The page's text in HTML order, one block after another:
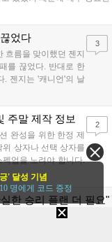
였다. 한화생명e스포츠 윤
었다
흐름을 맞이했던 젠지
를 끊었다. 반대로 한
. 젠지는 '캐니언'의 날
멸까지 빼내고 킬을
3
주말 제작 정보
완성을 위한 한정 제
상자나 선택 상자를
업을 노려야 합니다.
이 예정되어 있으니,
본인에게 유리한 방
하시길 바랍니다....
2
한 승리 플랜 더 필요"
에서 농심 레드포스를 2:1로
' 달성 기념
명에게 코드 증정